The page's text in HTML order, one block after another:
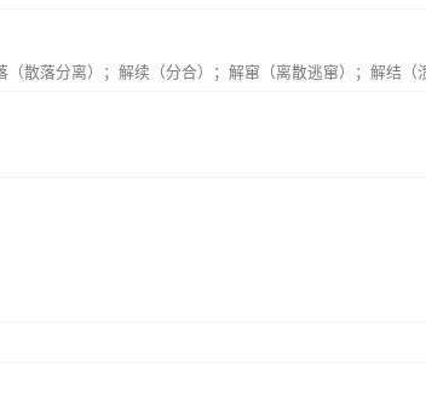
散落分离）；解续（分合）；解窜（离散逃窜）；解结（